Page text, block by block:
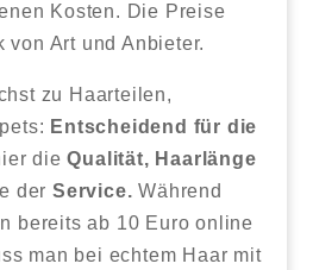
Kosten. Die Preise
von Art und Anbieter.
zu Haarteilen,
Entscheidend für die
dieQualität, Haarlänge
der Service.Während
bereits ab 10 Euro online
man bei echtem Haar mit